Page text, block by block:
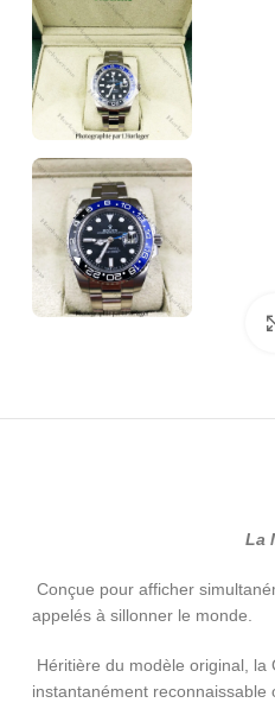
La
Conçue pour afficher
appelés à sillonner le monde.
Héritière du modèle original,
instantanément reconnaissable